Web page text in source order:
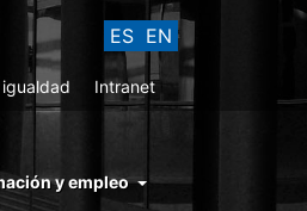
ES EN
Intranet
y empleo